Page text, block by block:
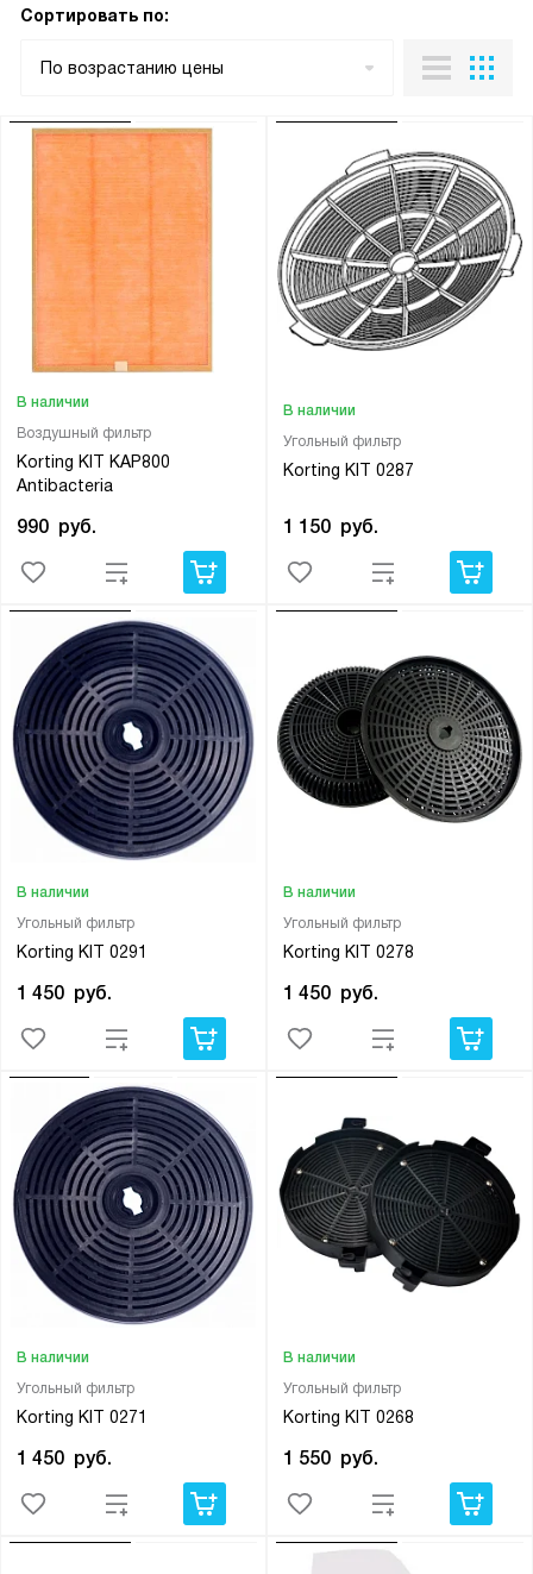
Сортировать по:
По возрастанию цены
Воздушный фильтр
Korting KIT KAP800
Antibacteria
В наличии
990 руб.
Угольный фильтр
Korting KIT 0287
В наличии
1 150 руб.
Угольный фильтр
Korting KIT 0291
В наличии
1 450 руб.
Угольный фильтр
Korting KIT 0278
В наличии
1 450 руб.
Угольный фильтр
Korting KIT 0271
В наличии
1 450 руб.
Угольный фильтр
Korting KIT 0268
В наличии
1 550 руб.